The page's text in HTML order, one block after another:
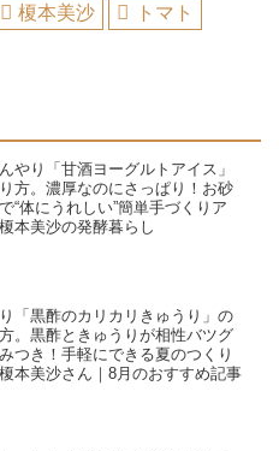
榎本美沙 トマト
やり「甘酒ヨーグルトアイス」
方。濃厚なのにさっぱり！お砂
“体にうれしい”簡単手づくりア
本美沙の発酵暮らし
「黒酢のカリカリきゅうり」の
。黒酢ときゅうりが相性バツグ
つき！手軽にできる夏のつくり
本美沙さん｜8月のおすすめ記事